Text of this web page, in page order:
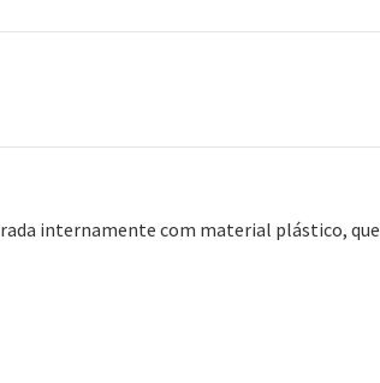
internamente com material plástico, que